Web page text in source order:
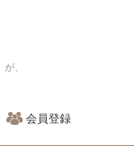
、
会員登録